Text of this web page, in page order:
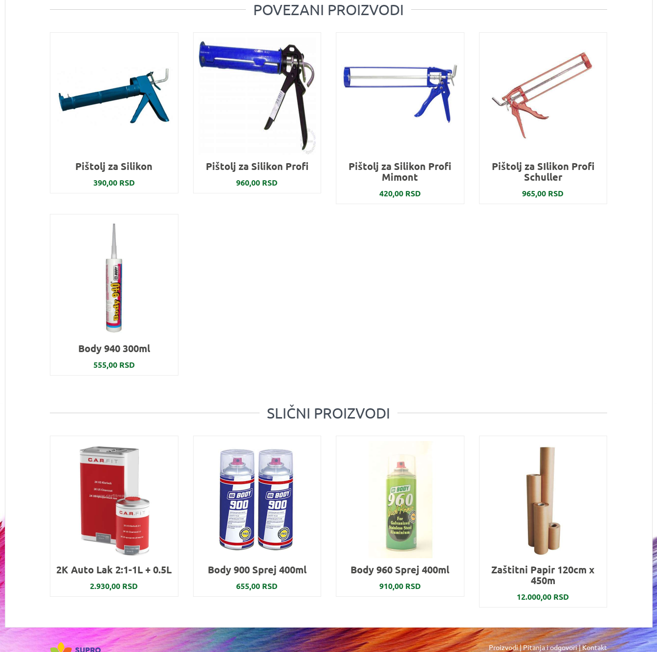
POVEZANI PROIZVODI
Pištolj za Silikon
390,00 RSD
Pištolj za Silikon Profi
960,00 RSD
Pištolj za Silikon Profi
Mimont
420,00 RSD
Pištolj za SIlikon Profi
Schuller
965,00 RSD
Body 940 300ml
555,00 RSD
SLIČNI PROIZVODI
2K Auto Lak 2:1-1L + 0.5L
2.930,00 RSD
Body 900 Sprej 400ml
655,00 RSD
Body 960 Sprej 400ml
910,00 RSD
Zaštitni Papir 120cm x
450m
12.000,00 RSD
Proizvodi|Pitanja i odgovori|Kontakt